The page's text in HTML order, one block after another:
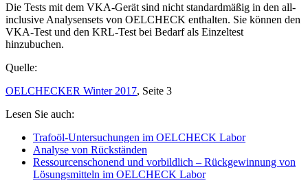
Die Tests mit dem VKA-Gerät sind nicht standardmäßig in den all-
inclusive Analysensets von OELCHECK enthalten. Sie können den
VKA-Test und den KRL-Test bei Bedarf als Einzeltest
hinzubuchen.
Quelle:
OELCHECKER Winter 2017, Seite 3
Lesen Sie auch:
Trafoöl-Untersuchungen im OELCHECK Labor
Analyse von Rückständen
Ressourcenschonend und vorbildlich – Rückgewinnung von
Lösungsmitteln im OELCHECK Labor